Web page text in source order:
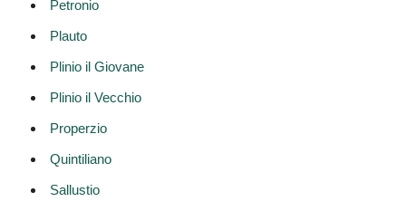
Petronio
Plauto
Plinio il Giovane
Plinio il Vecchio
Properzio
Quintiliano
Sallustio